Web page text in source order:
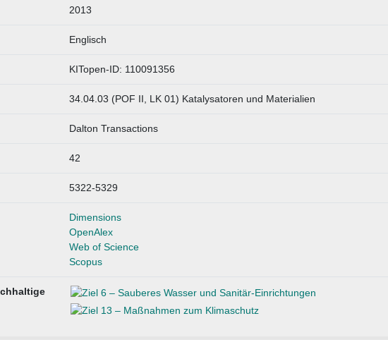
2013
Englisch
KITopen-ID: 110091356
34.04.03 (POF II, LK 01) Katalysatoren und Materialien
Dalton Transactions
42
5322-5329
Dimensions
OpenAlex
Web of Science
Scopus